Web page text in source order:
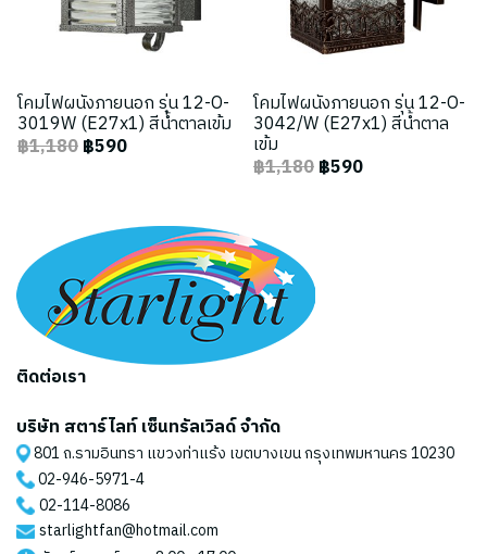
โคมไฟผนังภายนอก รุ่น 12-O-
3019W (E27x1) สีน้ำตาลเข้ม
฿1,180฿590
โคมไฟผนังภายนอก รุ่น 12-O-
3042/W (E27x1) สีน้ำตาล
เข้ม
฿1,180฿590
ติดต่อเรา
บริษัท สตาร์ไลท์ เซ็นทรัลเวิลด์ จำกัด
801 ถ.รามอินทรา แขวงท่าแร้ง เขตบางเขน กรุงเทพมหานคร 10230
02-946-5971-4
02-114-8086
starlightfan@hotmail.com